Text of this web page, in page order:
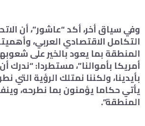
وفي سياق أخر، أكد “عاشور”، أن
التكامل الاقتصادي العربي،
المنطقة بما يعود بالخير على
أمريكا بأموالنا”، مستطردا: “ندرك
بأيدينا، ولكننا نمتلك الرؤية التي
يأتي حكاما يؤمنون بما نطرحه،
المنطقة”.